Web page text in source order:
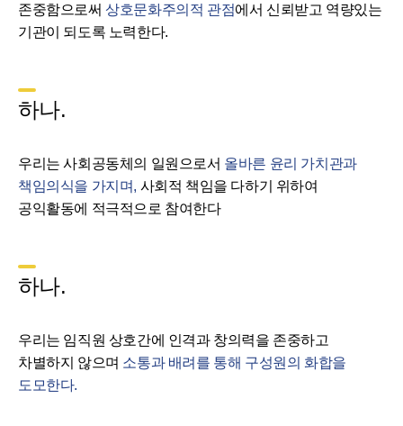
존중함으로써상호문화주의적 관점에서 신뢰받고 역량있는
기관이 되도록 노력한다.
하나.
우리는 사회공동체의 일원으로서 올바른 윤리 가치관과
책임의식을 가지며, 사회적 책임을 다하기 위하여
공익활동에 적극적으로 참여한다
하나.
우리는 임직원 상호간에 인격과 창의력을 존중하고
차별하지 않으며 소통과 배려를 통해 구성원의 화합을
도모한다.